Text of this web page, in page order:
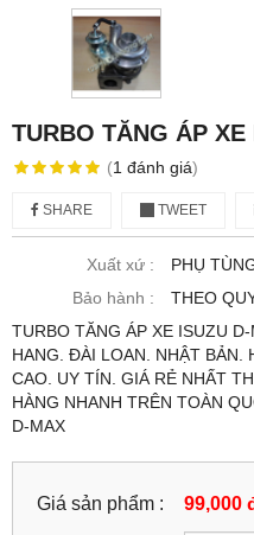
TURBO TĂNG ÁP XE
(1 đánh giá)
SHARE TWEET
Xuất xứ :
PHỤ
Bảo hành :
THEO
TURBO TĂNG ÁP XE ISUZU
HANG. ĐÀI LOAN. NHẬT BẢN.
CAO. UY TÍN. GIÁ RẺ NHẤT
HÀNG NHANH TRÊN TOÀN
D-MAX
Giá sản phẩm : 99,000